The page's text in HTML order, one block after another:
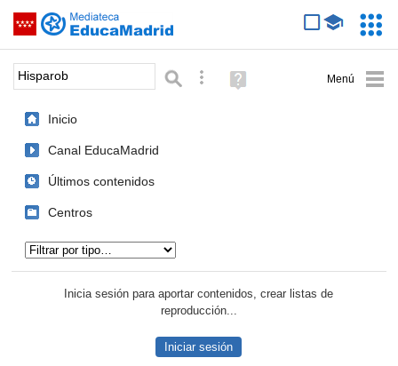
Saltar navegación
Palabra o frase: Búsqueda avanzada
Ayuda
(en
Inicio
Canal EducaMadrid
Últimos contenidos
Centros
Inicia sesión para aportar contenidos, crear listas de
reproducción...
Iniciar sesión